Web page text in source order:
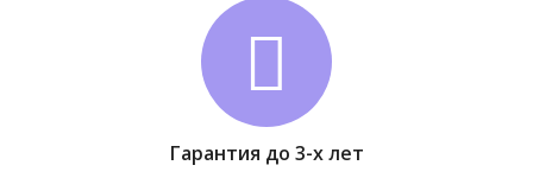
Гарантия до 3-х лет